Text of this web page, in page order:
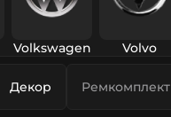
Volkswagen Volvo
Декор Ремкомплект